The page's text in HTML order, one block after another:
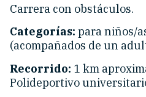
Carrera con obstáculos.
Categorías: para niños/
(acompañados de un
Recorrido: 1 km
Polideportivo